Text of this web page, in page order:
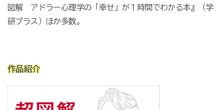
図解 アドラー心理学の「幸せ」が１時間でわかる本』（学
研プラス）ほか多数。
作品紹介